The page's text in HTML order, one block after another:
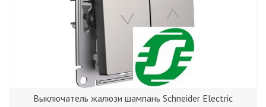
Выключатель жалюзи шампань Schneider Electric